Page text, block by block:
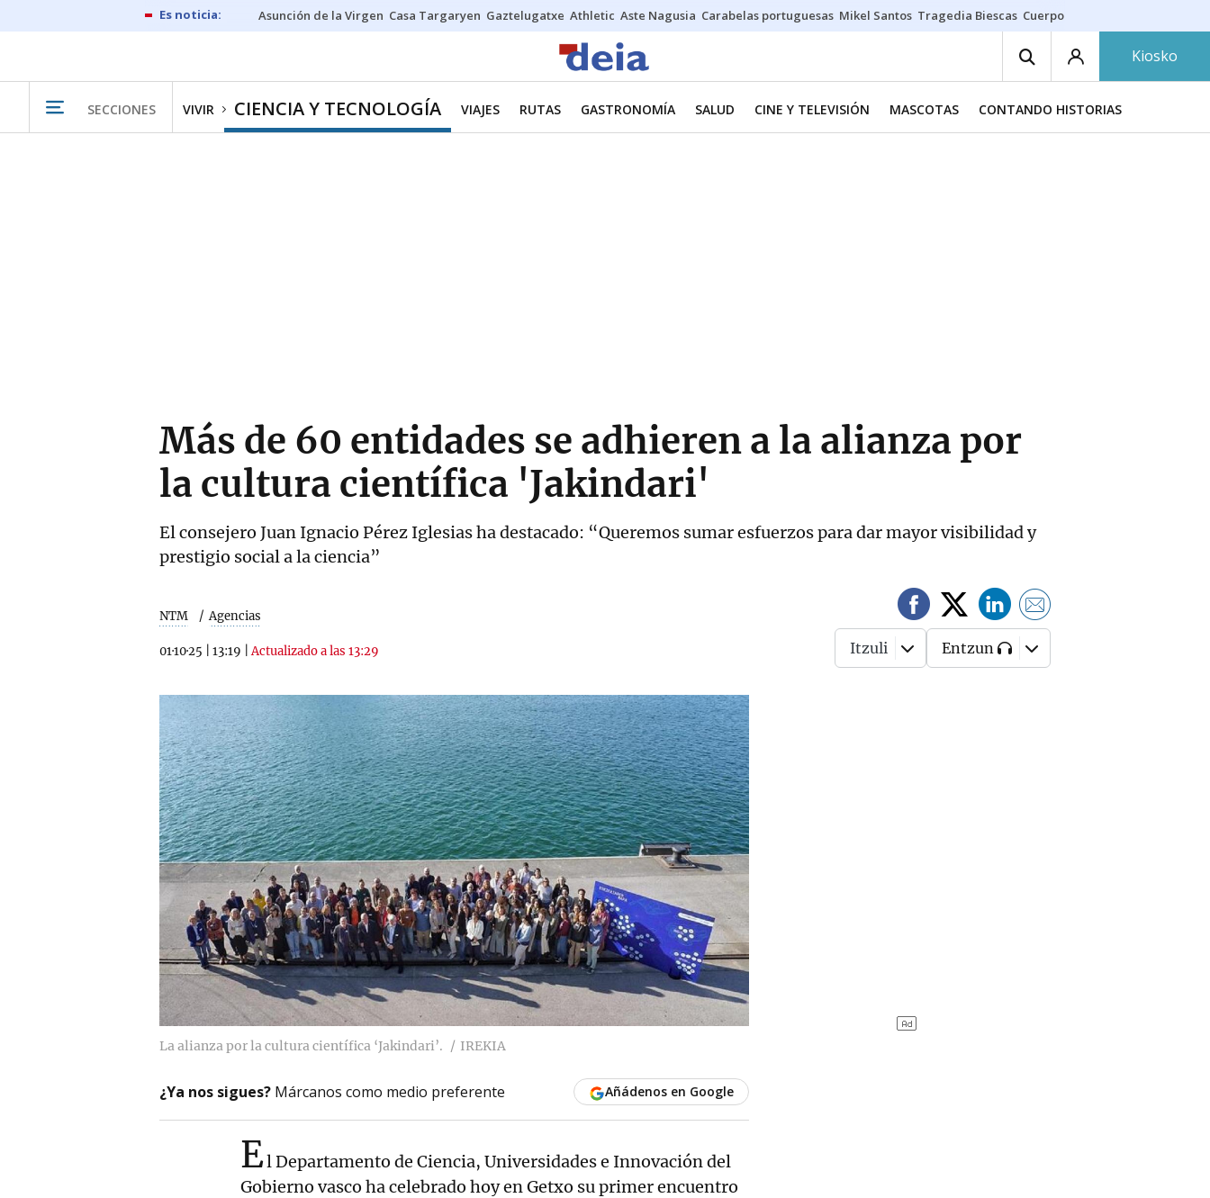
Asunción de la Virgen Casa Targaryen Gaztelugatxe Athletic Aste Nagusia Carabelas portuguesas Mikel Santos Tragedia Biescas Cuerpo ría
Kiosko
SECCIONES VIVIR CIENCIA Y TECNOLOGÍA VIAJES RUTAS GASTRONOMÍA SALUD CINE Y TELEVISIÓN MASCOTAS CONTANDO HISTORIAS
Más de 60 entidades se adhieren a la alianza por
la cultura científica 'Jakindari'
El consejero Juan Ignacio Pérez Iglesias ha destacado: “Queremos sumar esfuerzos para dar mayor visibilidad y
prestigio social a la ciencia”
NTM Agencias
01·10·25 13:19 |Actualizado a las 13:29 Itzuli Entzun
La alianza por la cultura científica ‘Jakindari’. IREKIA
¿Ya nos sigues? Márcanos como medio preferente Añádenos en Google
El Departamento de Ciencia, Universidades e Innovación del
Gobierno vasco ha celebrado hoy en Getxo su primer encuentro